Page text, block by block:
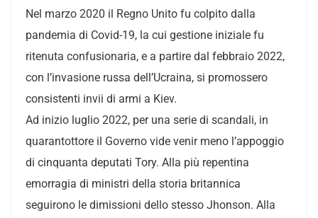
Nel marzo 2020 il Regno Unito fu colpito dalla
pandemia di Covid-19, la cui gestione iniziale fu
ritenuta confusionaria, e a partire dal febbraio 2022,
con l’invasione russa dell’Ucraina, si promossero
consistenti invii di armi a Kiev.
Ad inizio luglio 2022, per una serie di scandali, in
quarantottore il Governo vide venir meno l’appoggio
di cinquanta deputati Tory. Alla più repentina
emorragia di ministri della storia britannica
seguirono le dimissioni dello stesso Jhonson. Alla